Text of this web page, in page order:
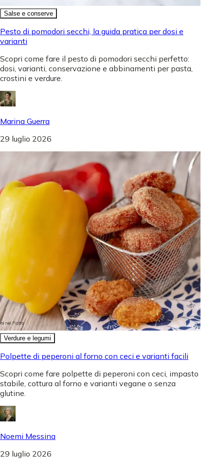
Salse e conserve
Pesto di pomodori secchi, la guida pratica per dosi e
varianti
Scopri come fare il pesto di pomodori secchi perfetto:
dosi, varianti, conservazione e abbinamenti per pasta,
crostini e verdure.
Marina Guerra
29 luglio 2026
Verdure e legumi
Polpette di peperoni al forno con ceci e varianti facili
Scopri come fare polpette di peperoni con ceci, impasto
stabile, cottura al forno e varianti vegane o senza
glutine.
Noemi Messina
29 luglio 2026